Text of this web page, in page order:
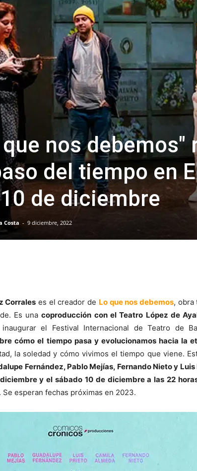
que nos
del tiempo en
de diciembre
Costa - 9 diciembre, 2022
Corrales es el creador de Lo que nos debemos, obra
Es unacoproducción con el Teatro López de
el Festival Internacional de Teatro de
cómo el tiempo pasa y evolucionamos hacia la
la soledad y cómo vivimos el tiempo que viene.
Fernández, Pablo Mejías, Fernando Nieto y
y el sábado 10 de diciembre a las 22
. Se esperan fechas próximas en 2023.